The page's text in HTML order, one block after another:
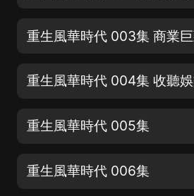
重生風華時代 005集
重生風華時代 006集